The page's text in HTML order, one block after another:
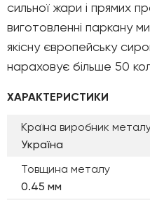
ХАРАКТЕРИСТИКИ
Країна виробник
Україна
Товщина металу
0.45 мм
сильної жари і прямих
виготовленні паркану
якісну європейську
нараховує більше 50